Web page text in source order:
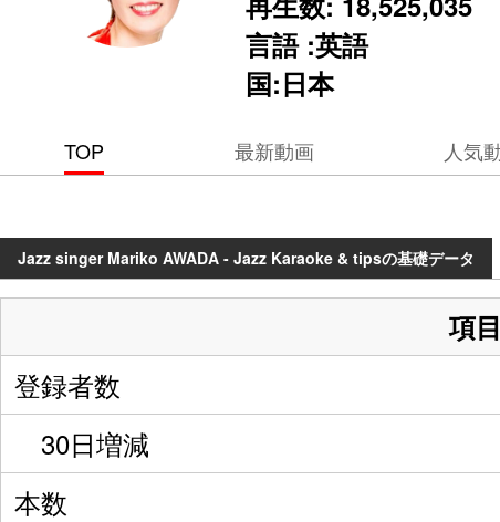
言語 :英語
国:日本
TOP 最新動画 人気
Jazz singer Mariko AWADA - Jazz Karaoke & tipsの基礎データ
項目
登録者数
30日増減
本数